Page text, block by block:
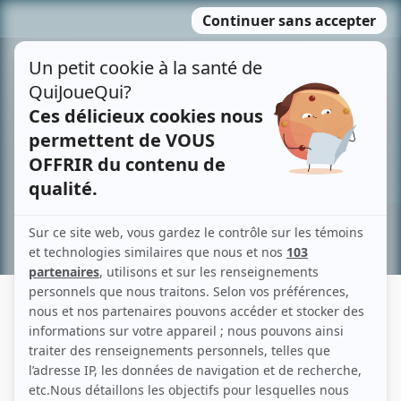
MENU
contenu
Recherche avancée »
JEAN CLAVEAU
Liens
Fiche de Jean Claveau sur Showbizz.net